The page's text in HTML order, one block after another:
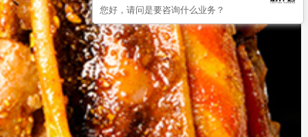
您好，请问是要咨询什么业务？